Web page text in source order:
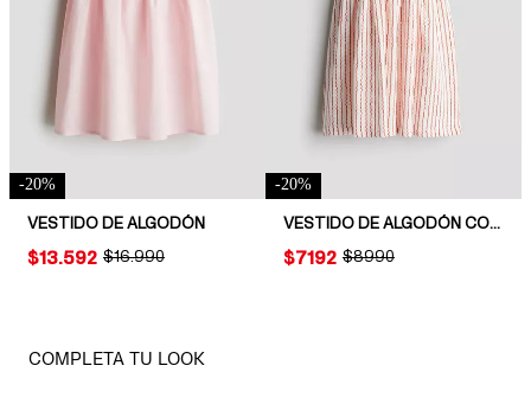
-20%
VESTIDO DE ALGODÓN
ORIGINAL PRICE:
$16.990
PRICE:
$13.592
-20%
VESTIDO DE ALGODÓN CON MANGAS ONDULADAS
ORIGINAL PRICE:
$8990
PRICE:
$7192
COMPLETA TU LOOK